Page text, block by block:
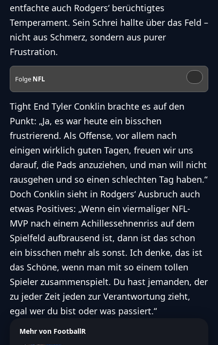
entfachte auch Rodgers‘ berüchtigtes
Temperament. Sein Schrei hallte über das Feld –
nicht aus Schmerz, sondern aus purer
Frustration.
Folge NFL
Tight End Tyler Conklin brachte es auf den
Punkt: „Ja, es war heute ein bisschen
frustrierend. Als Offense, vor allem nach
einigen wirklich guten Tagen, freuen wir uns
darauf, die Pads anzuziehen, und man will nicht
rausgehen und so einen schlechten Tag haben.“
Doch Conklin sieht in Rodgers‘ Ausbruch auch
etwas Positives: „Wenn ein viermaliger NFL-
MVP nach einem Achillessehnenriss auf dem
Spielfeld aufbrausend ist, dann ist das schon
ein bisschen mehr als sonst. Ich denke, das ist
das Schöne, wenn man mit so einem tollen
Spieler zusammenspielt. Du hast jemanden, der
zu jeder Zeit jeden zur Verantwortung zieht,
egal wer du bist oder was passiert.“
Mehr von FootballR